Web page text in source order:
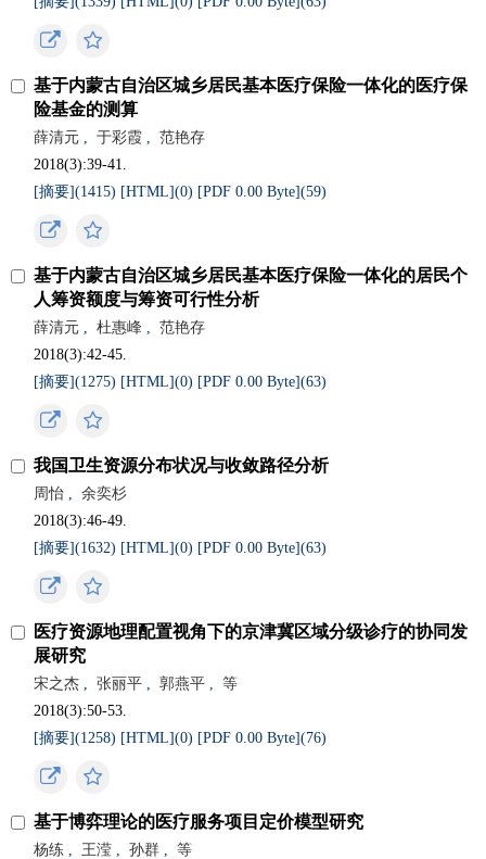
基于内蒙古自治区城乡居民基本医疗保险一体化的医疗保
险基金的测算
薛清元 , 于彩霞 ,
范艳存
2018(3):39-41.
[摘要](1415) [HTML](0) [PDF 0.00 Byte](59)
基于内蒙古自治区城乡居民基本医疗保险一体化的居民个
人筹资额度与筹资可行性分析
薛清元 , 杜惠峰 ,
范艳存
2018(3):42-45.
[摘要](1275) [HTML](0) [PDF 0.00 Byte](63)
我国卫生资源分布状况与收敛路径分析
周怡 ,
余奕杉
2018(3):46-49.
[摘要](1632) [HTML](0) [PDF 0.00 Byte](63)
医疗资源地理配置视角下的京津冀区域分级诊疗的协同发
展研究
宋之杰 , 张丽平 , 郭燕平 ,
等
2018(3):50-53.
[摘要](1258) [HTML](0) [PDF 0.00 Byte](76)
基于博弈理论的医疗服务项目定价模型研究
杨练 , 王滢 , 孙群 ,
等